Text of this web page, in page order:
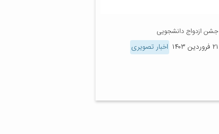
جشن ازدواج دانشجویی
۲۱ فروردین ۱۴۰۳ اخبار تصویری